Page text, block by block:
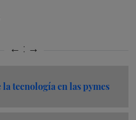
la tecnología en las pymes